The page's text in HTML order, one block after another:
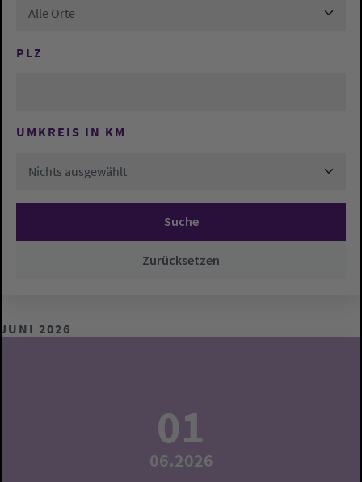
Alle Orte
PLZ
UMKREIS IN KM
Nichts ausgewählt
Suche
Zurücksetzen
JUNI 2026
01
06.2026